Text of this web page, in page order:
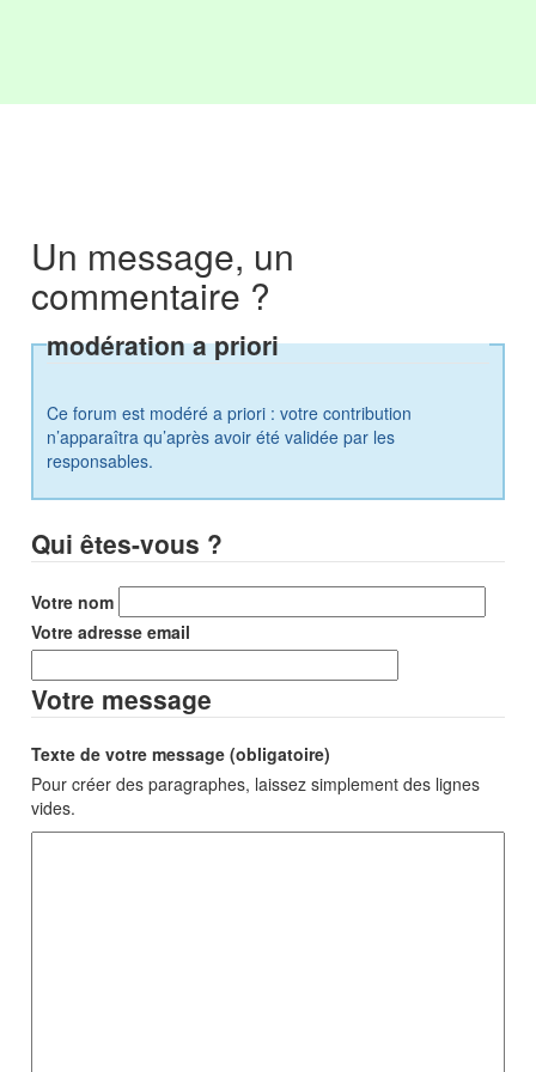
Un message, un
commentaire ?
modération a priori
Ce forum est modéré a priori : votre contribution
n’apparaîtra qu’après avoir été validée par les
responsables.
Qui êtes-vous ?
Votre nom
Votre adresse email
Votre message
Texte de votre message (obligatoire)
Pour créer des paragraphes, laissez simplement des lignes
vides.